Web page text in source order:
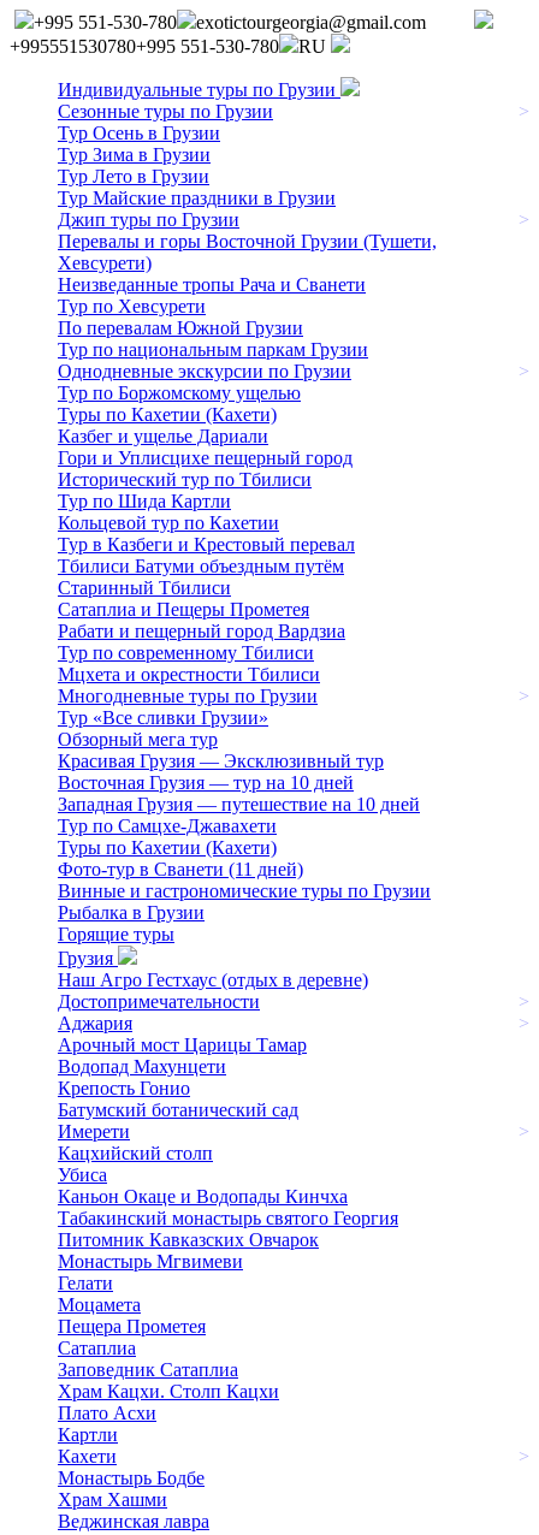
+995 551-530-780
exotictourgeorgia@gmail.com
+995551530780+995 551-530-780 RU
Индивидуальные туры по Грузии
Сезонные туры по Грузии
>
Тур Осень в Грузии
Тур Зима в Грузии
Тур Лето в Грузии
Тур Майские праздники в Грузии
Джип туры по Грузии
>
Перевалы и горы Восточной Грузии (Тушети,
Хевсурети)
Неизведанные тропы Рача и Сванети
Тур по Хевсурети
По перевалам Южной Грузии
Тур по национальным паркам Грузии
Однодневные экскурсии по Грузии
>
Тур по Боржомскому ущелью
Туры по Кахетии (Кахети)
Казбег и ущелье Дариали
Гори и Уплисцихе пещерный город
Исторический тур по Тбилиси
Тур по Шида Картли
Кольцевой тур по Кахетии
Тур в Казбеги и Крестовый перевал
Тбилиси Батуми объездным путём
Старинный Тбилиси
Сатаплиа и Пещеры Прометея
Рабати и пещерный город Вардзиа
Тур по современному Тбилиси
Мцхета и окрестности Тбилиси
Многодневные туры по Грузии
>
Тур «Все сливки Грузии»
Обзорный мега тур
Красивая Грузия — Эксклюзивный тур
Восточная Грузия — тур на 10 дней
Западная Грузия — путешествие на 10 дней
Тур по Самцхе-Джавахети
Туры по Кахетии (Кахети)
Фото-тур в Сванети (11 дней)
Винные и гастрономические туры по Грузии
Рыбалка в Грузии
Горящие туры
Грузия
Наш Агро Гестхаус (отдых в деревне)
Достопримечательности
>
Аджария
>
Арочный мост Царицы Тамар
Водопад Махунцети
Крепость Гонио
Батумский ботанический сад
Имерети
>
Кацхийский столп
Убиса
Каньон Окаце и Водопады Кинчха
Табакинский монастырь святого Георгия
Питомник Кавказских Овчарок
Монастырь Мгвимеви
Гелати
Моцамета
Пещера Прометея
Сатаплиа
Заповедник Сатаплиа
Храм Кацхи. Столп Кацхи
Плато Асхи
Картли
Кахети
>
Монастырь Бодбе
Храм Хашми
Веджинская лавра